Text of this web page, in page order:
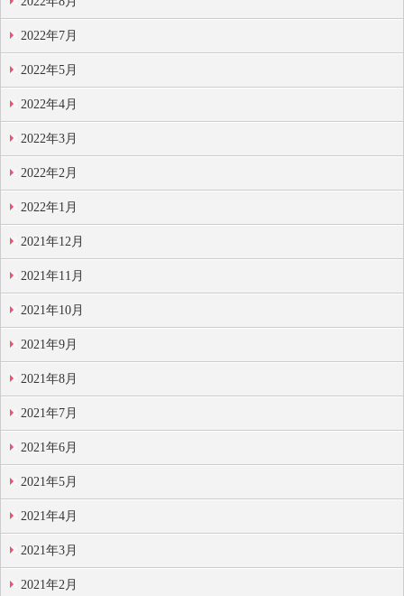
2022年7月
2022年5月
2022年4月
2022年3月
2022年2月
2022年1月
2021年12月
2021年11月
2021年10月
2021年9月
2021年8月
2021年7月
2021年6月
2021年5月
2021年4月
2021年3月
2021年2月